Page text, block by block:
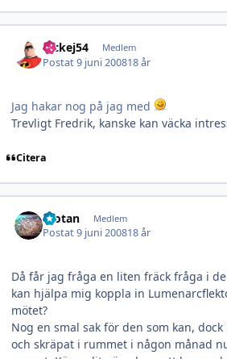
nickej54 Medlem
Postat9 juni 200818 år
Jag hakar nog på jag med
Trevligt Fredrik, kanske kan väcka
Citera
Wotan Medlem
Postat9 juni 200818 år
Då får jag fråga en liten fräck fråga i
kan hjälpa mig koppla in
mötet?
Nog en smal sak för den som kan,
och skräpat i rummet i någon månad